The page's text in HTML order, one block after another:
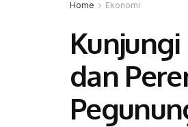
Home Ekonomi
Kunjungi
dan